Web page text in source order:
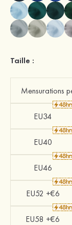
Taille :
Mensurations
EU34
EU40
EU46
EU52 +€6
EU58 +€6